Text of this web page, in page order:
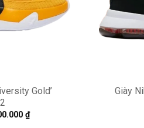
Gold’
₫Khoảng
giá:
Giày